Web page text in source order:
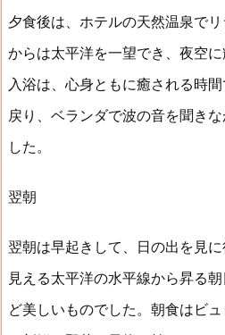
夕食後は、ホテルの天然温泉で
からは太平洋を一望でき、夜空
入浴は、心身ともに癒される時
戻り、ベランダで波の音を聞き
した。
翌朝
翌朝は早起きして、日の出を見
見える太平洋の水平線から昇る
ど美しいものでした。朝食はビ